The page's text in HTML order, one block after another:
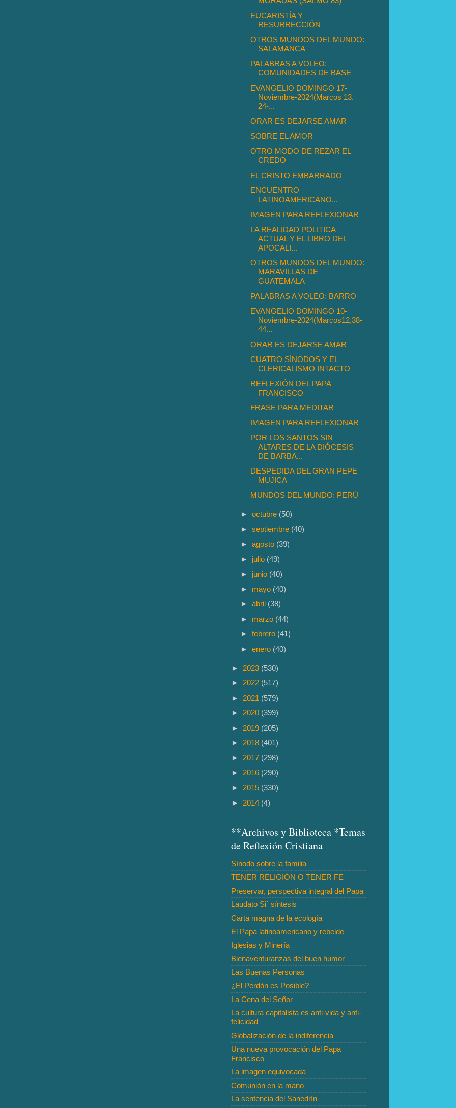
EUCARISTÍA Y
RESURRECCIÓN
OTROS MUNDOS DEL MUNDO:
SALAMANCA
PALABRAS A VOLEO:
COMUNIDADES DE BASE
EVANGELIO DOMINGO 17-
Noviembre-2024(Marcos 13.
24-...
ORAR ES DEJARSE AMAR
SOBRE EL AMOR
OTRO MODO DE REZAR EL
CREDO
EL CRISTO EMBARRADO
ENCUENTRO
LATINOAMERICANO...
IMAGEN PARA REFLEXIONAR
LA REALIDAD POLITICA
ACTUAL Y EL LIBRO DEL
APOCALI...
OTROS MUNDOS DEL MUNDO:
MARAVILLAS DE
GUATEMALA
PALABRAS A VOLEO: BARRO
EVANGELIO DOMINGO 10-
Noviembre-2024(Marcos12,38-
44...
ORAR ES DEJARSE AMAR
CUATRO SÍNODOS Y EL
CLERICALISMO INTACTO
REFLEXIÓN DEL PAPA
FRANCISCO
FRASE PARA MEDITAR
IMAGEN PARA REFLEXIONAR
POR LOS SANTOS SIN
ALTARES DE LA DIÓCESIS
DE BARBA...
DESPEDIDA DEL GRAN PEPE
MUJICA
MUNDOS DEL MUNDO: PERÚ
►octubre (50)
►septiembre (40)
►agosto (39)
► julio (49)
► junio (40)
► mayo (40)
►abril (38)
► marzo (44)
►febrero (41)
►enero (40)
► 2023 (530)
► 2022 (517)
► 2021 (579)
► 2020 (399)
► 2019 (205)
► 2018 (401)
► 2017 (298)
► 2016 (290)
► 2015 (330)
► 2014 (4)
**Archivos y Biblioteca *Temas
de Reflexión Cristiana
Sínodo sobre la familia
TENER RELIGIÓN O TENER FE
Preservar, perspectiva integral del Papa
Laudato Si´ síntesis
Carta magna de la ecología
El Papa latinoamericano y rebelde
Iglesias y Minería
Bienaventuranzas del buen humor
Las Buenas Personas
¿El Perdón es Posible?
La Cena del Señor
La cultura capitalista es anti-vida y anti-
felicidad
Globalización de la indiferencia
Una nueva provocación del Papa
Francisco
La imagen equivocada
Comunión en la mano
La sentencia del Sanedrín